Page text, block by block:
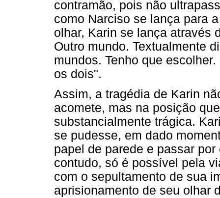
contramão, pois não
como Narciso se lança para
olhar, Karin se lança através
Outro mundo. Textualmente
mundos. Tenho que
os dois".
Assim, a tragédia de Karin
acomete, mas na posição
substancialmente trágica.
se pudesse, em dado
papel de parede e passar
contudo, só é possível pela
com o sepultamento de sua
aprisionamento de seu olhar